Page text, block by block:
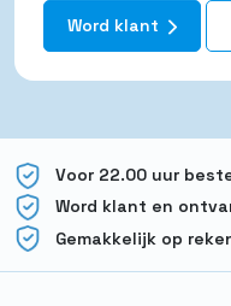
Word klant
Voor 22.00 uur
Word klant en
Gemakkelijk op